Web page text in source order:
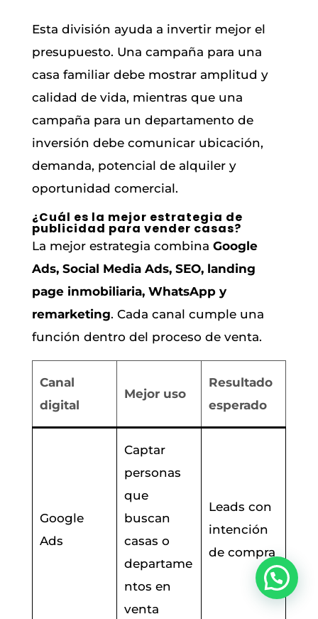
Esta división ayuda a invertir mejor el
presupuesto. Una campaña para una
casa familiar debe mostrar amplitud y
calidad de vida, mientras que una
campaña para un departamento de
inversión debe comunicar ubicación,
demanda, potencial de alquiler y
oportunidad comercial.
¿Cuál es la mejor estrategia de
publicidad para vender casas?
La mejor estrategia combina Google
Ads, Social Media Ads, SEO, landing
page inmobiliaria, WhatsApp y
remarketing. Cada canal cumple una
función dentro del proceso de venta.
Canal
digital
Mejor uso
Resultado
esperado
Google
Ads
Captar
personas
que
buscan
casas o
departame
ntos en
venta
Leads con
intención
de compra